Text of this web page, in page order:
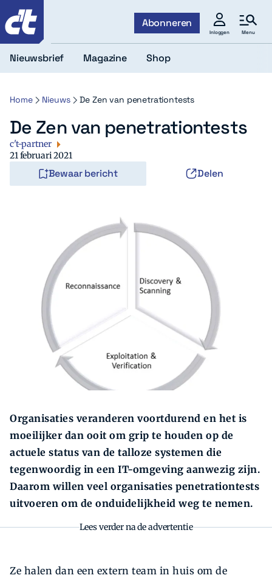
Abonneren
Inloggen Menu
Nieuwsbrief Magazine Shop
Home Nieuws De Zen van penetrationtests
De Zen van penetrationtests
c't-partner
21 februari 2021
Bewaar bericht Delen
Organisaties veranderen voortdurend en het is
moeilijker dan ooit om grip te houden op de
actuele status van de talloze systemen die
tegenwoordig in een IT-omgeving aanwezig zijn.
Daarom willen veel organisaties penetrationtests
uitvoeren om de onduidelijkheid weg te nemen.
Lees verder na de advertentie
Ze halen dan een extern team in huis om de